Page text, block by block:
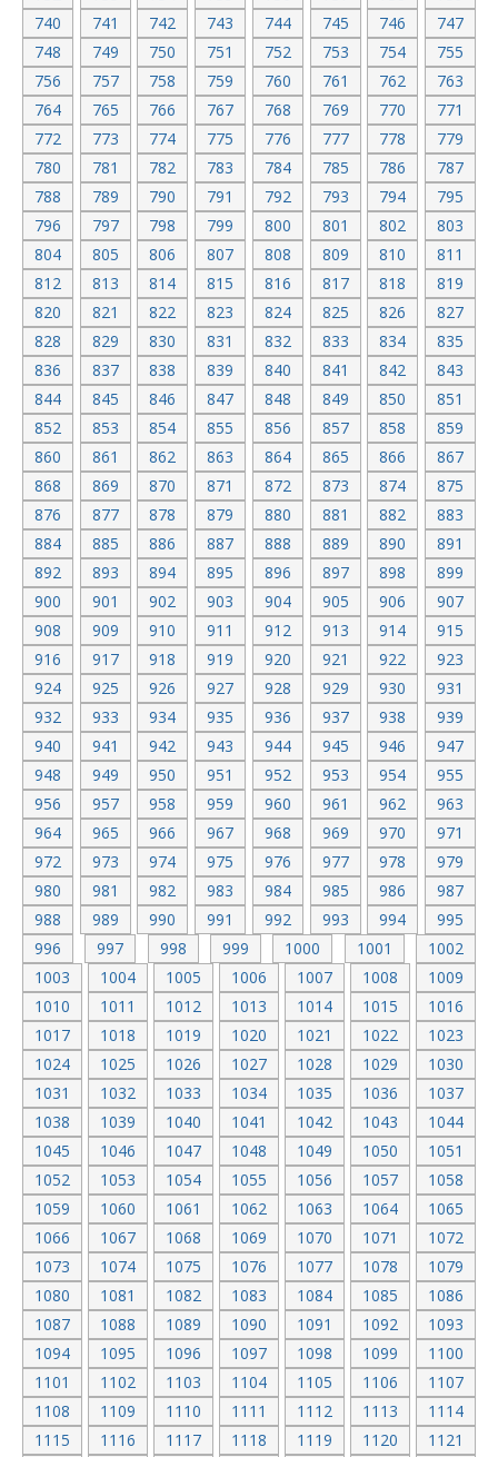
740
741 742 743 744 745 746
747
748
749 750 751 752 753 754
755
756
757 758 759 760 761 762
763
764
765 766 767 768 769 770
771
772
773 774 775 776 777 778
779
780
781 782 783 784 785 786
787
788
789 790 791 792 793 794
795
796
797 798 799 800 801 802
803
804
805 806 807 808 809 810
811
812
813 814 815 816 817 818
819
820
821 822 823 824 825 826
827
828
829 830 831 832 833 834
835
836
837 838 839 840 841 842
843
844
845 846 847 848 849 850
851
852
853 854 855 856 857 858
859
860
861 862 863 864 865 866
867
868
869 870 871 872 873 874
875
876
877 878 879 880 881 882
883
884
885 886 887 888 889 890
891
892
893 894 895 896 897 898
899
900
901 902 903 904 905 906
907
908
909 910 911 912 913 914
915
916
917 918 919 920 921 922
923
924
925 926 927 928 929 930
931
932
933 934 935 936 937 938
939
940
941 942 943 944 945 946
947
948
949 950 951 952 953 954
955
956
957 958 959 960 961 962
963
964
965 966 967 968 969 970
971
972
973 974 975 976 977 978
979
980
981 982 983 984 985 986
987
988
989 990 991 992 993 994
995
996
997 998 999 1000 1001
1002
1003
1004 1005 1006 1007 1008
1009
1010
1011 1012 1013 1014 1015
1016
1017
1018 1019 1020 1021 1022
1023
1024
1025 1026 1027 1028 1029
1030
1031
1032 1033 1034 1035 1036
1037
1038
1039 1040 1041 1042 1043
1044
1045
1046 1047 1048 1049 1050
1051
1052
1053 1054 1055 1056 1057
1058
1059
1060 1061 1062 1063 1064
1065
1066
1067 1068 1069 1070 1071
1072
1073
1074 1075 1076 1077 1078
1079
1080
1081 1082 1083 1084 1085
1086
1087
1088 1089 1090 1091 1092
1093
1094
1095 1096 1097 1098 1099
1100
1101
1102 1103 1104 1105 1106
1107
1108
1109 1110 1111 1112 1113
1114
1115
1116 1117 1118 1119 1120
1121